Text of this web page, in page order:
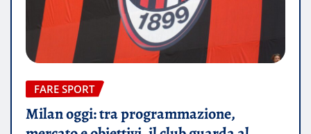
FARE SPORT
Milan oggi: tra programmazione,